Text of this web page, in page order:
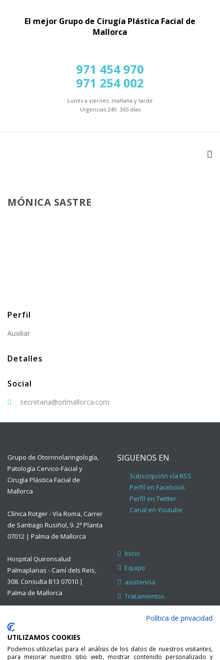
El mejor Grupo de Cirugía Plástica Facial de
Mallorca
971 454 970
971 254 002
Lunes a viernes: mañana y tarde
Urgencias 24h: 365 días
MÓNICA SASTRE
Perfil
Auxiliar
Detalles
Social
secretaria@orlmallorca.com
Grupo de Otorrinolaringología,
Patología Cervico-Facial y
Cirugía Plástica Facial de
Mallorca
Clínica Rotger - Vía Roma, Carrer
de Santiago Rusiñol, 9. 2ª Planta
07012 | Palma de Mallorca
Hospital Quironsalud
Palmaplanas - Camí dels Reis,
308. Consulta B13 07010 |
Palma de Mallorca
E-mail:
secretaria@orlmallorca.com
Teléfono: 971 454 970 /
SIGUENOS EN
Subscripción vía RSS
Perfil en Facebook
Perfil en Twitter
Canal en Youtube
Inicio
Equipo
asistencia
Tratamientos
Política de privacidad
UTILIZAMOS COOKIES
Podemos utilizarlas para el análisis de los datos de nuestros visitantes,
para mejorar nuestro sitio web, mostrar contenido personalizado y